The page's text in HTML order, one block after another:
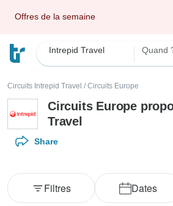
Offres de la semaine
Intrepid Travel Quand
Circuits Intrepid Travel / Circuits Europe
Circuits Europe
Travel
Share
Dates
Filtres